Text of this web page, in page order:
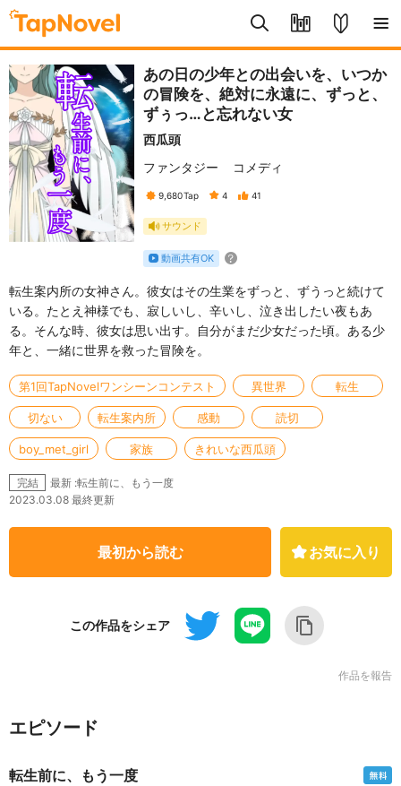
あの日の少年との出会いを、いつか
の冒険を、絶対に永遠に、ずっと、
ずぅっ…と忘れない女
西瓜頭
ファンタジー
コメディ
9,680Tap 4 41
サウンド
動画共有OK
転生案内所の女神さん。彼女はその生業をずっと、ずうっと続けて
いる。たとえ神様でも、寂しいし、辛いし、泣き出したい夜もあ
る。そんな時、彼女は思い出す。自分がまだ少女だった頃。ある少
年と、一緒に世界を救った冒険を。
第1回TapNovelワンシーンコンテスト 異世界 転生
切ない 転生案内所 感動 読切
boy_met_girl 家族 きれいな西瓜頭
完結
最新 :転生前に、もう一度
2023.03.08 最終更新
最初から読む お気に入り
この作品をシェア
作品を報告
エピソード
転生前に、もう一度